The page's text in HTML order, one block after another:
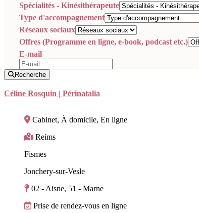
Spécialités - Kinésithérapeute
Type d'accompagnement
Réseaux sociaux
Offres (Programme en ligne, e-book, podcast etc.)
E-mail
Recherche
Céline Rosquin | Périnatalia
Cabinet, À domicile, En ligne
Reims
Fismes
Jonchery-sur-Vesle
02 - Aisne, 51 - Marne
Prise de rendez-vous en ligne